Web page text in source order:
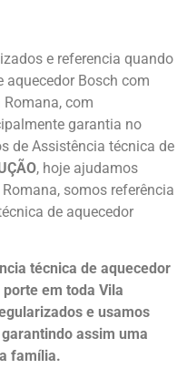
e referencia quando
aquecedor Bosch com
com
garantia no
de Assistência técnica de
, hoje ajudamos
somos referência
de aquecedor
técnica de aquecedor
em toda Vila
e usamos
garantindo assim uma
família.